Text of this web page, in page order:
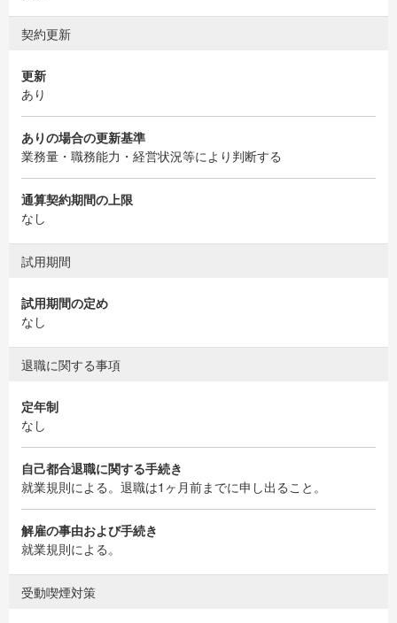
契約更新
更新
あり
ありの場合の更新基準
業務量・職務能力・経営状況等により判断する
通算契約期間の上限
なし
試用期間
試用期間の定め
なし
退職に関する事項
定年制
なし
自己都合退職に関する手続き
就業規則による。退職は1ヶ月前までに申し出ること。
解雇の事由および手続き
就業規則による。
受動喫煙対策